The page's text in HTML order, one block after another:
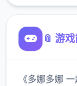
📎 游
《多娜多娜